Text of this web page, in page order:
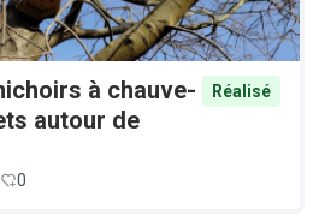
à chauve-
autour de
Réalisé
0